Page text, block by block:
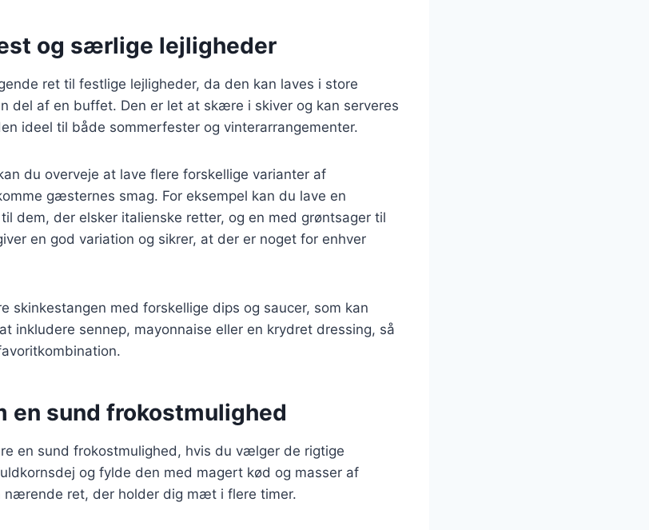
og særlige lejligheder
ret til festlige lejligheder, da den kan laves i store
del af en buffet. Den er let at skære i skiver og kan serveres
ideel til både sommerfester og vinterarrangementer.
du overveje at lave flere forskellige varianter af
gæsternes smag. For eksempel kan du lave en
dem, der elsker italienske retter, og en med grøntsager til
en god variation og sikrer, at der er noget for enhver
skinkestangen med forskellige dips og saucer, som kan
inkludere sennep, mayonnaise eller en krydret dressing, så
en sund frokostmulighed
en sund frokostmulighed, hvis du vælger de rigtige
og fylde den med magert kød og masser af
nærende ret, der holder dig mæt i flere timer.